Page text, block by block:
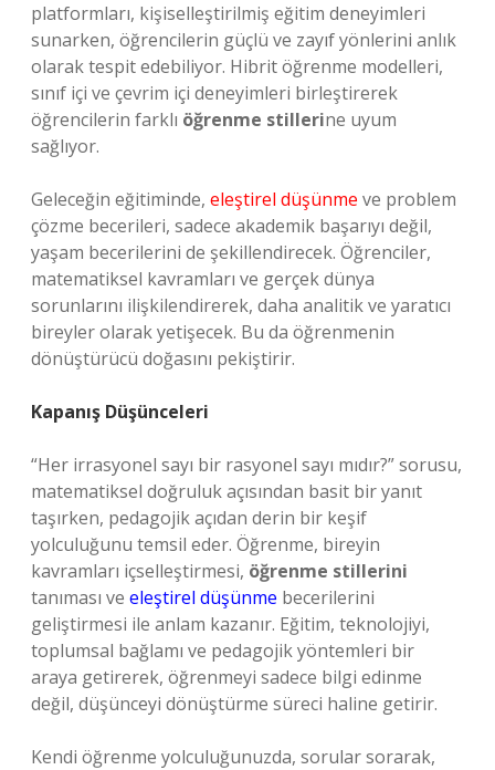
platformları, kişiselleştirilmiş eğitim deneyimleri
sunarken, öğrencilerin güçlü ve zayıf yönlerini anlık
olarak tespit edebiliyor. Hibrit öğrenme modelleri,
sınıf içi ve çevrim içi deneyimleri birleştirerek
öğrencilerin farklı öğrenme stillerine uyum
sağlıyor.
Geleceğin eğitiminde, eleştirel düşünme ve problem
çözme becerileri, sadece akademik başarıyı değil,
yaşam becerilerini de şekillendirecek. Öğrenciler,
matematiksel kavramları ve gerçek dünya
sorunlarını ilişkilendirerek, daha analitik ve yaratıcı
bireyler olarak yetişecek. Bu da öğrenmenin
dönüştürücü doğasını pekiştirir.
Kapanış Düşünceleri
“Her irrasyonel sayı bir rasyonel sayı mıdır?” sorusu,
matematiksel doğruluk açısından basit bir yanıt
taşırken, pedagojik açıdan derin bir keşif
yolculuğunu temsil eder. Öğrenme, bireyin
kavramları içselleştirmesi, öğrenme stillerini
tanıması ve eleştirel düşünme becerilerini
geliştirmesi ile anlam kazanır. Eğitim, teknolojiyi,
toplumsal bağlamı ve pedagojik yöntemleri bir
araya getirerek, öğrenmeyi sadece bilgi edinme
değil, düşünceyi dönüştürme süreci haline getirir.
Kendi öğrenme yolculuğunuzda, sorular sorarak,